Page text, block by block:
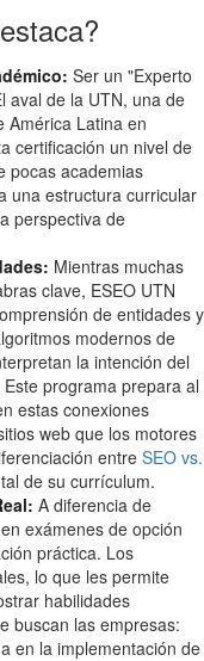
Ser un "Experto
aval de la UTN, una de
América Latina en
certificación un nivel de
pocas academias
una estructura curricular
perspectiva de
Mientras muchas
clave, ESEO UTN
de entidades y
modernos de
la intención del
programa prepara al
estas conexiones
web que los motores
entre SEO vs.
de su currículum.
A diferencia de
exámenes de opción
práctica. Los
lo que les permite
habilidades
buscan las empresas:
en la implementación de